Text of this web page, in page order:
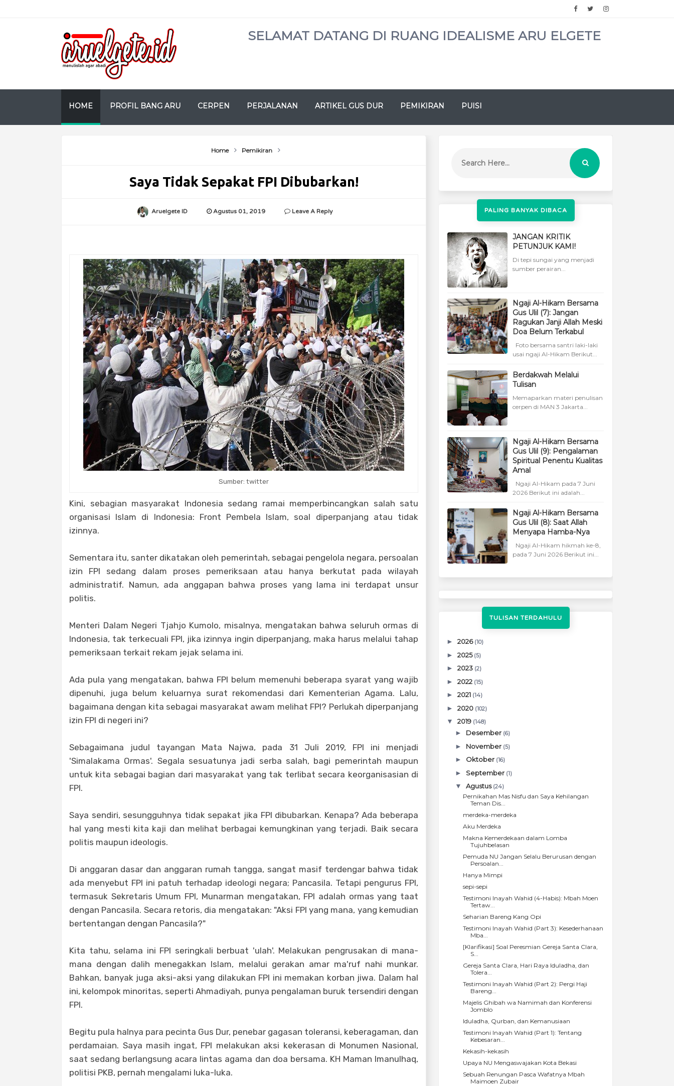
SELAMAT DATANG DI RUANG IDEALISME ARU ELGETE
HOME PROFIL BANG ARU CERPEN PERJALANAN ARTIKEL GUS DUR PEMIKIRAN PUISI
Home Pemikiran
Saya Tidak Sepakat FPI Dibubarkan!
Aruelgete ID Agustus 01, 2019 Leave A Reply
Sumber: twitter
Kini, sebagian masyarakat Indonesia sedang ramai memperbincangkan salah satu
organisasi Islam di Indonesia: Front Pembela Islam, soal diperpanjang atau tidak
izinnya.
Sementara itu, santer dikatakan oleh pemerintah, sebagai pengelola negara, persoalan
izin FPI sedang dalam proses pemeriksaan atau hanya berkutat pada wilayah
administratif. Namun, ada anggapan bahwa proses yang lama ini terdapat unsur
politis.
Menteri Dalam Negeri Tjahjo Kumolo, misalnya, mengatakan bahwa seluruh ormas di
Indonesia, tak terkecuali FPI, jika izinnya ingin diperpanjang, maka harus melalui tahap
pemeriksaan terkait rekam jejak selama ini.
Ada pula yang mengatakan, bahwa FPI belum memenuhi beberapa syarat yang wajib
dipenuhi, juga belum keluarnya surat rekomendasi dari Kementerian Agama. Lalu,
bagaimana dengan kita sebagai masyarakat awam melihat FPI? Perlukah diperpanjang
izin FPI di negeri ini?
Sebagaimana judul tayangan Mata Najwa, pada 31 Juli 2019, FPI ini menjadi
'Simalakama Ormas'. Segala sesuatunya jadi serba salah, bagi pemerintah maupun
untuk kita sebagai bagian dari masyarakat yang tak terlibat secara keorganisasian di
FPI.
Saya sendiri, sesungguhnya tidak sepakat jika FPI dibubarkan. Kenapa? Ada beberapa
hal yang mesti kita kaji dan melihat berbagai kemungkinan yang terjadi. Baik secara
politis maupun ideologis.
Di anggaran dasar dan anggaran rumah tangga, sangat masif terdengar bahwa tidak
ada menyebut FPI ini patuh terhadap ideologi negara; Pancasila. Tetapi pengurus FPI,
termasuk Sekretaris Umum FPI, Munarman mengatakan, FPI adalah ormas yang taat
dengan Pancasila. Secara retoris, dia mengatakan: "Aksi FPI yang mana, yang kemudian
bertentangan dengan Pancasila?"
Kita tahu, selama ini FPI seringkali berbuat 'ulah'. Melakukan pengrusakan di mana-
mana dengan dalih menegakkan Islam, melalui gerakan amar ma'ruf nahi munkar.
Bahkan, banyak juga aksi-aksi yang dilakukan FPI ini memakan korban jiwa. Dalam hal
ini, kelompok minoritas, seperti Ahmadiyah, punya pengalaman buruk tersendiri dengan
FPI.
Begitu pula halnya para pecinta Gus Dur, penebar gagasan toleransi, keberagaman, dan
perdamaian. Saya masih ingat, FPI melakukan aksi kekerasan di Monumen Nasional,
saat sedang berlangsung acara lintas agama dan doa bersama. KH Maman Imanulhaq,
politisi PKB, pernah mengalami luka-luka.
PALING BANYAK DIBACA
JANGAN KRITIK
PETUNJUK KAMI!
Di tepi sungai yang menjadi
sumber perairan...
Ngaji Al-Hikam Bersama
Gus Ulil (7): Jangan
Ragukan Janji Allah Meski
Doa Belum Terkabul
Foto bersama santri laki-laki
usai ngaji Al-Hikam Berikut...
Berdakwah Melalui
Tulisan
Memaparkan materi penulisan
cerpen di MAN 3 Jakarta...
Ngaji Al-Hikam Bersama
Gus Ulil (9): Pengalaman
Spiritual Penentu Kualitas
Amal
Ngaji Al-Hikam pada 7 Juni
2026 Berikut ini adalah...
Ngaji Al-Hikam Bersama
Gus Ulil (8): Saat Allah
Menyapa Hamba-Nya
Ngaji Al-Hikam hikmah ke-8,
pada 7 Juni 2026 Berikut ini...
TULISAN TERDAHULU
►2026 (10)
►2025 (5)
►2023 (2)
►2022 (15)
►2021 (14)
►2020 (102)
▼2019 (148)
► Desember (6)
► November (5)
► Oktober (16)
► September (1)
▼Agustus (24)
Pernikahan Mas Nisfu dan Saya Kehilangan
Teman Dis...
merdeka-merdeka
Aku Merdeka
Makna Kemerdekaan dalam Lomba
Tujuhbelasan
Pemuda NU Jangan Selalu Berurusan dengan
Persoalan...
Hanya Mimpi
sepi-sepi
Testimoni Inayah Wahid (4-Habis): Mbah Moen
Tertaw...
Seharian Bareng Kang Opi
Testimoni Inayah Wahid (Part 3): Kesederhanaan
Mba...
[Klarifikasi] Soal Peresmian Gereja Santa Clara,
S...
Gereja Santa Clara, Hari Raya Iduladha, dan
Tolera...
Testimoni Inayah Wahid (Part 2): Pergi Haji
Bareng...
Majelis Ghibah wa Namimah dan Konferensi
Jomblo
Iduladha, Qurban, dan Kemanusiaan
Testimoni Inayah Wahid (Part 1): Tentang
Kebesaran...
Kekasih-kekasih
Upaya NU Mengaswajakan Kota Bekasi
Sebuah Renungan Pasca Wafatnya Mbah
Maimoen Zubair